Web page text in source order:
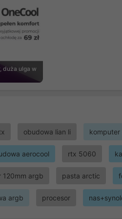
duża ulga w
obudowa lian li komputer
aerocool rtx 5060
120mm argb pasta arctic
argb procesor